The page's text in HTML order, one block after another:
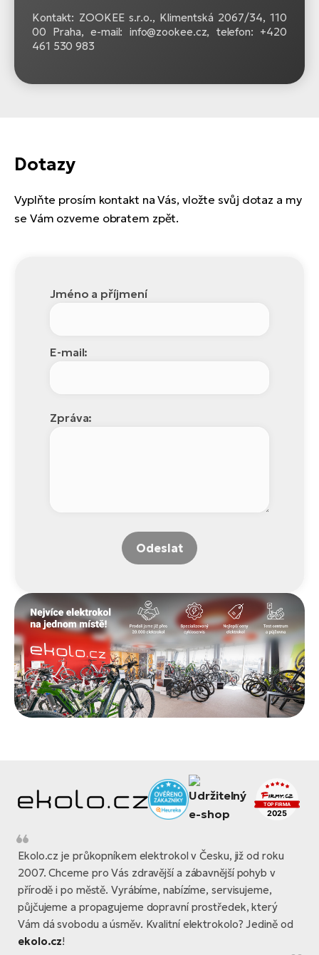
Kontakt: ZOOKEE s.r.o., Klimentská 2067/34, 110
00 Praha, e-mail: info@zookee.cz, telefon: +420
461 530 983
Dotazy
Vyplňte prosím kontakt na Vás, vložte svůj dotaz a my
se Vám ozveme obratem zpět.
Jméno a příjmení
E-mail:
Zpráva:
Odeslat
Ekolo.cz je průkopníkem elektrokol v Česku, již od roku
2007. Chceme pro Vás zdravější a zábavnější pohyb v
přírodě i po městě. Vyrábíme, nabízíme, servisujeme,
půjčujeme a propagujeme dopravní prostředek, který
Vám dá svobodu a úsměv. Kvalitní elektrokolo? Jedině od
ekolo.cz!